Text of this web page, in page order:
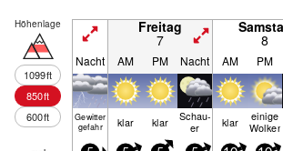
Höhenlage
1099ft
850ft
600ft
Freitag
7 8
Nacht AM PM Nacht AM PM
Gewitter
gefahr
klar klar Schau­
er klar einige
Wolken